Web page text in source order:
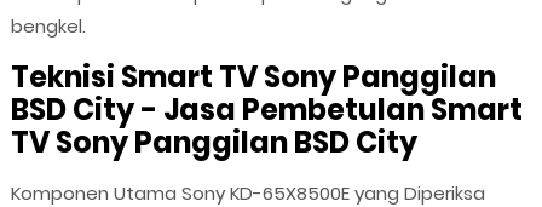
bengkel.
Teknisi Smart TV Sony Panggilan
BSD City - Jasa Pembetulan Smart
TV Sony Panggilan BSD City
Komponen Utama Sony KD-65X8500E yang Diperiksa